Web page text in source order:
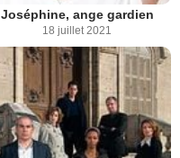
Joséphine, ange gardien
18 juillet 2021